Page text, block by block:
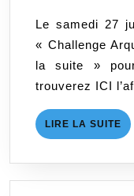
Le samedi 27
« Challenge
la suite »
trouverez ICI
LIRE LA SUITE
LA